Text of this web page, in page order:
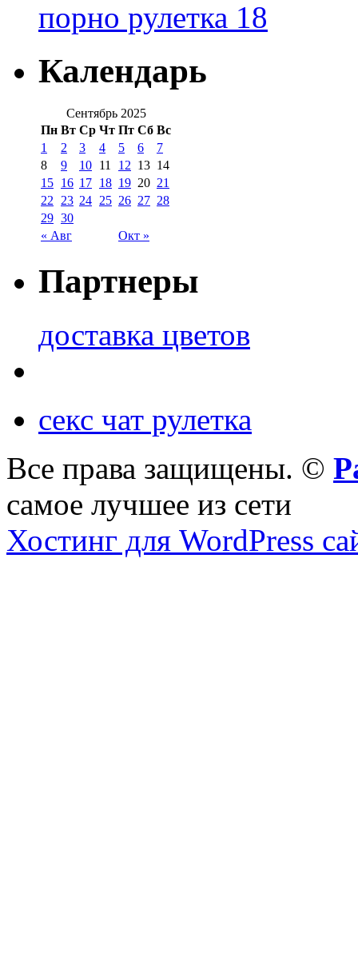
порно рулетка 18
Календарь
Сентябрь 2025
Пн Вт Ср Чт Пт Сб Вс
« Авг Окт »
1 2 3 4 5 6
7
8
9 10 11 12 13 14
15 16 17 18 19 20 21
22
23 24 25 26 27 28
29 30
Партнеры
доставка цветов
секс чат рулетка
Все права защищены. ©
самое лучшее из сети
Хостинг для WordPress